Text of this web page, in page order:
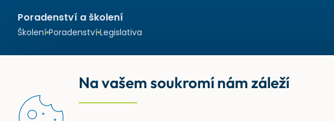
Poradenství a školení
Školení Poradenství Legislativa
Na vašem soukromí nám záleží